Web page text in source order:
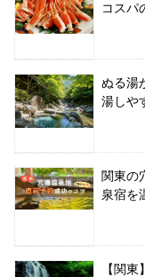
コスパ
ぬる湯
湯しや
関東の
泉宿を
【関